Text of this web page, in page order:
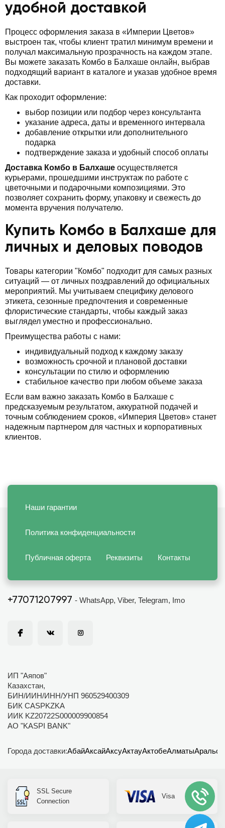
удобной доставкой
Процесс оформления заказа в «Империи Цветов»
выстроен так, чтобы клиент тратил минимум времени и
получал максимальную прозрачность на каждом этапе.
Вы можете заказать Комбо в Балхаше онлайн, выбрав
подходящий вариант в каталоге и указав удобное время
доставки.
Как проходит оформление:
выбор позиции или подбор через консультанта
указание адреса, даты и временного интервала
добавление открытки или дополнительного
подарка
подтверждение заказа и удобный способ оплаты
Доставка Комбо в Балхаше осуществляется
курьерами, прошедшими инструктаж по работе с
цветочными и подарочными композициями. Это
позволяет сохранить форму, упаковку и свежесть до
момента вручения получателю.
Купить Комбо в Балхаше для
личных и деловых поводов
Товары категории "Комбо" подходит для самых разных
ситуаций — от личных поздравлений до официальных
мероприятий. Мы учитываем специфику делового
этикета, сезонные предпочтения и современные
флористические стандарты, чтобы каждый заказ
выглядел уместно и профессионально.
Преимущества работы с нами:
индивидуальный подход к каждому заказу
возможность срочной и плановой доставки
консультации по стилю и оформлению
стабильное качество при любом объеме заказа
Если вам важно заказать Комбо в Балхаше с
предсказуемым результатом, аккуратной подачей и
точным соблюдением сроков, «Империя Цветов» станет
надежным партнером для частных и корпоративных
клиентов.
Наши гарантии
Политика конфиденциальности
Публичная оферта Реквизиты Контакты
+77071207997 - WhatsApp, Viber, Telegram, Imo
ИП "Аяпов"
Казахстан,
БИН/ИИН/ИНН/УНП 960529400309
БИК CASPKZKA
ИИК KZ20722S000009900854
АО "KASPI BANK"
Города доставки:АбайАксайАксуАктауАктобеАлматыАральск
SSL Secure
Connection
Visa